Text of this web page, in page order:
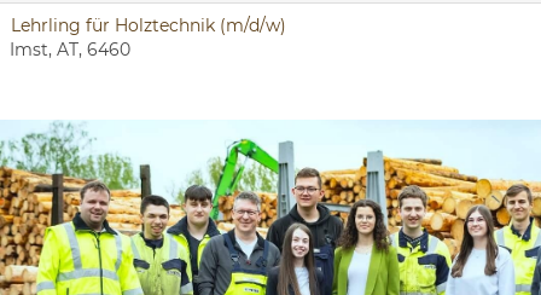
Lehrling für Holztechnik (m/d/w)
Imst, AT, 6460